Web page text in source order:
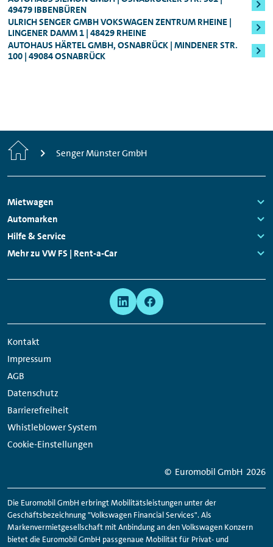
Mindestalter: 25 Jahre, Führerscheinbesitz:
Mind. 3 Jahre:
Für alle Audi S-Modelle, Fahrzeuge der
Oberklasse, sowie für den Audi e-tron
zahlen können.
Fahrzeugklasseberechnet (in der Regel
250,00 bzw. 800,00 Euro). Die
Sicherheitsleistung erhalten Sie nach Ende
des Mietzeitraums natürlich umgehend
49479 IBBENBÜREN
ULRICH SENGER GMBH VOKSWAGEN ZENTRUM RHEINE |
LINGENER DAMM 1 | 48429 RHEINE
AUTOHAUS HÄRTEL GMBH, OSNABRÜCK | MINDENER STR.
100 | 49084 OSNABRÜCK
Start Senger Münster GmbH
Footer
Navigation
Mietwagen
Links:
Automarken
Links:
Hilfe & Service
Links:
Mehr zu VW FS | Rent-a-Car
Kontakt
Impressum
AGB
Datenschutz
Barrierefreiheit
Whistleblower System
Cookie-Einstellungen
Network
Links
© Euromobil GmbH 2026
Die Euromobil GmbH erbringt Mobilitätsleistungen unter der
Geschäftsbezeichnung "Volkswagen Financial Services". Als
Markenvermietgesellschaft mit Anbindung an den Volkswagen Konzern
bietet die Euromobil GmbH passgenaue Mobilität für Privat- und